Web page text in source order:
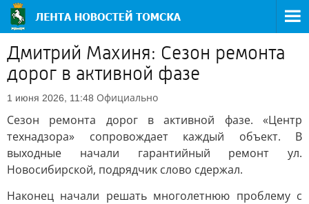
Дмитрий Махиня: Сезон ремонта
дорог в активной фазе
1 июня 2026, 11:48 Официально
Сезон ремонта дорог в активной фазе. «Центр
технадзора» сопровождает каждый объект. В
выходные начали гарантийный ремонт ул.
Новосибирской, подрядчик слово сдержал.
Наконец начали решать многолетнюю проблему с